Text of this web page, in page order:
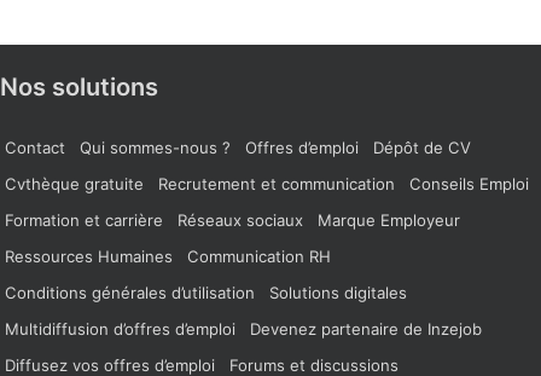
Nos solutions
Contact Qui sommes-nous ? Offres d’emploi
Dépôt de CV
Cvthèque gratuite
Recrutement et communication
Conseils Emploi
Formation et carrière
Réseaux sociaux
Marque Employeur
Ressources Humaines
Communication RH
Conditions générales d’utilisation
Solutions digitales
Multidiffusion d’offres d’emploi
Devenez partenaire de Inzejob
Diffusez vos offres d’emploi
Forums et discussions